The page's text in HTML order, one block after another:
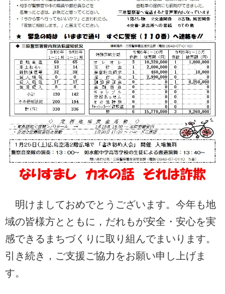
明けましておめでとうございます。今年も地
域の皆様方とともに，だれもが安全・安心を実
感できるまちづくりに取り組んでまいります。
引き続き，ご支援ご協力をお願い申し上げま
す。